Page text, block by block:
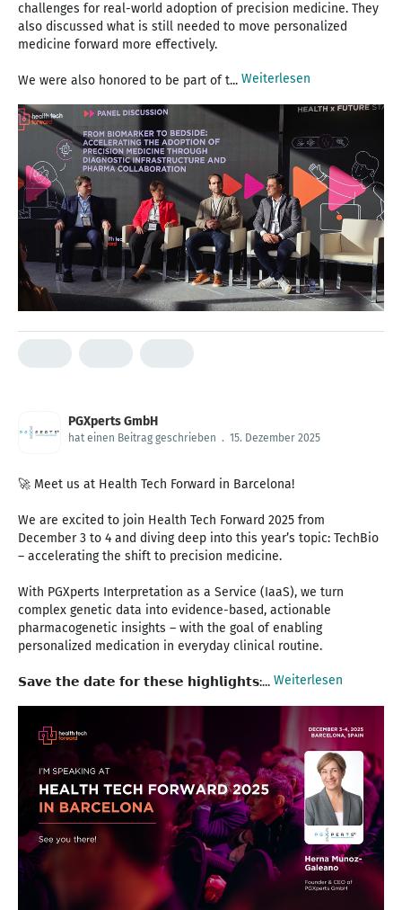
challenges for real-world adoption of precision medicine. They
also discussed what is still needed to move personalized
medicine forward more effectively.
We were also honored to be part of t... Weiterlesen
PGXperts GmbH
hat einen Beitrag geschrieben . 15. Dezember 2025
🚀 Meet us at Health Tech Forward in Barcelona!
We are excited to join Health Tech Forward 2025 from
December 3 to 4 and diving deep into this year’s topic: TechBio
– accelerating the shift to precision medicine.
With PGXperts Interpretation as a Service (IaaS), we turn
complex genetic data into evidence-based, actionable
pharmacogenetic insights – with the goal of enabling
personalized medication in everyday clinical routine.
𝗦𝗮𝘃𝗲 𝘁𝗵𝗲 𝗱𝗮𝘁𝗲 𝗳𝗼𝗿 𝘁𝗵𝗲𝘀𝗲 𝗵𝗶𝗴𝗵𝗹𝗶𝗴𝗵𝘁𝘀:... Weiterlesen